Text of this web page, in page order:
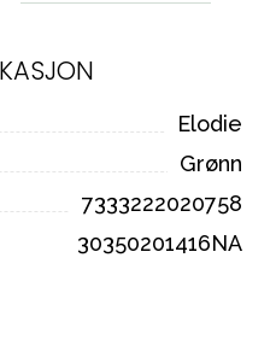
Elodie
Grønn
7333222020758
30350201416NA